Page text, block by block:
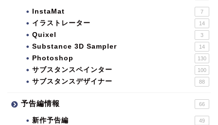
InstaMat 7
イラストレーター 14
Quixel 3
Substance 3D Sampler 14
Photoshop 130
サブスタンスペインター 100
サブスタンスデザイナー 88
予告編情報 66
新作予告編 49